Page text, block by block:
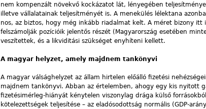
nem kompenzált növekvő kockázatot lát, lényegében
illetve vállalatainak teljesítményét is. A menekülés lélektana
nos, az biztos, hogy még inkább riadalmat kelt. A méret bizony
felszámolják pozícióik jelentős részét (Magyar­ország esetében
veszítettek, és a likviditási szükséget enyhíteni kellett.
A magyar helyzet, amely majdnem tankönyvi
A magyar válsághelyzet az állam hirtelen előálló fizetési
majdnem tankönyvi. Abban az értelemben, ahogy egy kis nyitott
fizetésimérleg-hiányát kénytelen viszonylag drága külső
kötelezettségek teljesítése – az eladósodottság normális (GDP-